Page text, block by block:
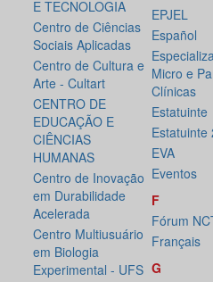
E TECNOLOGIA
Centro de Ciências
Sociais Aplicadas
Centro de Cultura e
Arte - Cultart
CENTRO DE
EDUCAÇÃO E
CIÊNCIAS
HUMANAS
Centro de Inovação
em Durabilidade
Acelerada
Centro Multiusuário
em Biologia
Experimental - UFS
EPJEL
Español
Micro e
Clínicas
Estatuinte
Estatuinte
EVA
Eventos
F
Fórum
Français
G